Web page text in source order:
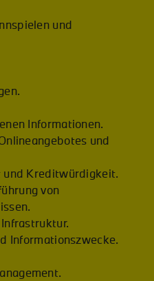
und
Informationen.
und
Kreditwürdigkeit.
von
Informationszwecke.